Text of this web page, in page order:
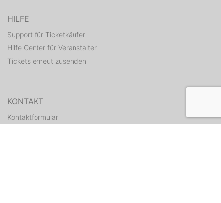
HILFE
Support für Ticketkäufer
Hilfe Center für Veranstalter
Tickets erneut zusenden
KONTAKT
Kontaktformular